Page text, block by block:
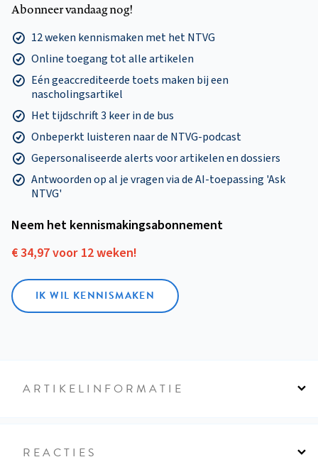
Abonneer vandaag nog!
12 weken kennismaken met het NTVG
Online toegang tot alle artikelen
Eén geaccrediteerde toets maken bij een
nascholingsartikel
Het tijdschrift 3 keer in de bus
Onbeperkt luisteren naar de NTVG-podcast
Gepersonaliseerde alerts voor artikelen en dossiers
Antwoorden op al je vragen via de AI-toepassing 'Ask
NTVG'
Neem het kennismakings­abonnement
€ 34,97 voor 12 weken!
IK WIL KENNISMAKEN
ARTIKELINFORMATIE
REACTIES